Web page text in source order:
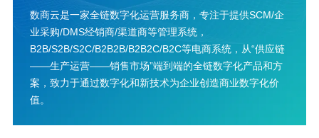
数商云是一家全链数字化运营服务商，专注于提供SCM/企
业采购/DMS经销商/渠道商等管理系统，
B2B/S2B/S2C/B2B2B/B2B2C/B2C等电商系统，从“供应链
——生产运营——销售市场”端到端的全链数字化产品和方
案，致力于通过数字化和新技术为企业创造商业数字化价
值。